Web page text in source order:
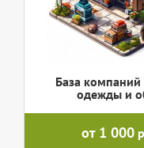
База компаний
одежды и
от 1 000